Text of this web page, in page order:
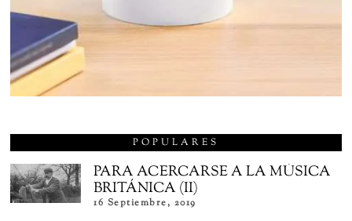
POPULARES
PARA ACERCARSE A LA MÚSICA
BRITÁNICA (II)
16 Septiembre, 2019